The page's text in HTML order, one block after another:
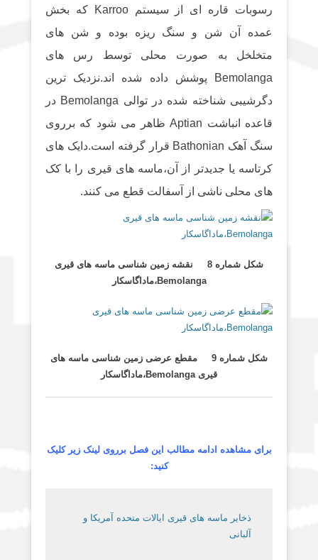
رسوبات قاره ای از سیستم Karroo که بخش
عمده آن شن و سنگ ریزه بوده و شن های
متخلخل به صورت محلی توسط رس های
Bemolanga پوشش داده شده اند.نزدیک ترین
دگرشیبی شناخته شده در توالی Bemolanga در
قاعده انباشت Aptian ظاهر می شود که برروی
سنگ آهک Bathonian قرار گرفته است.دایک های
کرتاسه یا جدیدتر از آن،ماسه های قیری را با کک
های محلی ناشی از آسفالت قطع می کنند.
شکل شماره 8 نقشه زمین شناسی ماسه های قیری
Bemolanga،ماداگاسکار
شکل شماره 9 مقطع عرضی زمین شناسی ماسه های
برای مشاهده ادامه مطالب این فصل برروی لینک زیر کلیک
ذخایر ماسه های قیری ایالات متحده آمریکا و